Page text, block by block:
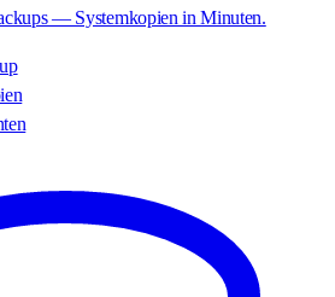
— Systemkopien in Minuten.